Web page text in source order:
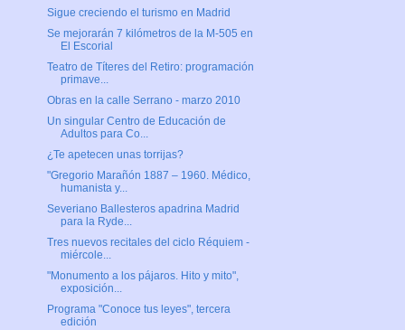
Sigue creciendo el turismo en Madrid
Se mejorarán 7 kilómetros de la M-505 en
El Escorial
Teatro de Títeres del Retiro: programación
primave...
Obras en la calle Serrano - marzo 2010
Un singular Centro de Educación de
Adultos para Co...
¿Te apetecen unas torrijas?
"Gregorio Marañón 1887 – 1960. Médico,
humanista y...
Severiano Ballesteros apadrina Madrid
para la Ryde...
Tres nuevos recitales del ciclo Réquiem -
miércole...
"Monumento a los pájaros. Hito y mito",
exposición...
Programa "Conoce tus leyes", tercera
edición